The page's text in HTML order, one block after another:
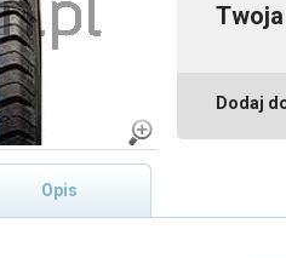
Dodaj
Opis